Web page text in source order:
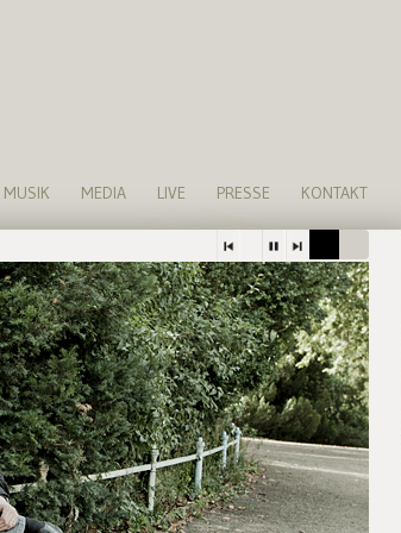
MUSIK MEDIA LIVE PRESSE KONTAKT